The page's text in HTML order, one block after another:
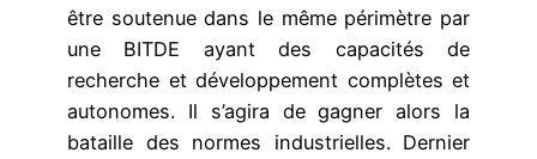
être soutenue dans le même périmètre par
une BITDE ayant des capacités de
recherche et développement complètes et
autonomes. Il s’agira de gagner alors la
bataille des normes industrielles. Dernier